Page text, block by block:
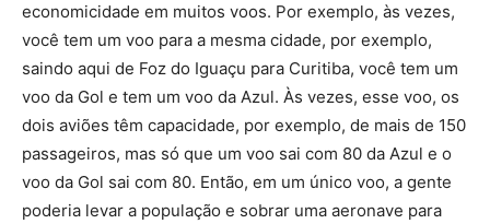
economicidade em muitos voos. Por exemplo, às vezes,
você tem um voo para a mesma cidade, por exemplo,
saindo aqui de Foz do Iguaçu para Curitiba, você tem um
voo da Gol e tem um voo da Azul. Às vezes, esse voo, os
dois aviões têm capacidade, por exemplo, de mais de 150
passageiros, mas só que um voo sai com 80 da Azul e o
voo da Gol sai com 80. Então, em um único voo, a gente
poderia levar a população e sobrar uma aeronave para